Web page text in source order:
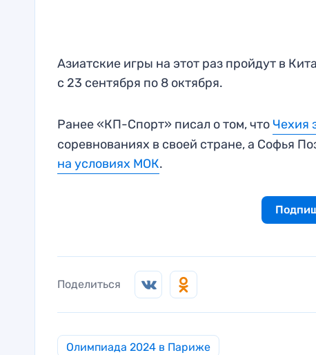
Азиатские игры на этот раз пройдут в
с 23 сентября по 8 октября.
Ранее «КП-Спорт» писал о том, что Чехия
соревнованиях в своей стране, а Софья
на условиях МОК.
Поделиться
Олимпиада 2024 в Париже